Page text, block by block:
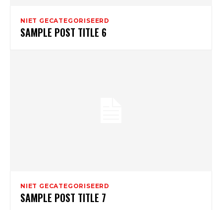
NIET GECATEGORISEERD
SAMPLE POST TITLE 6
NIET GECATEGORISEERD
SAMPLE POST TITLE 7